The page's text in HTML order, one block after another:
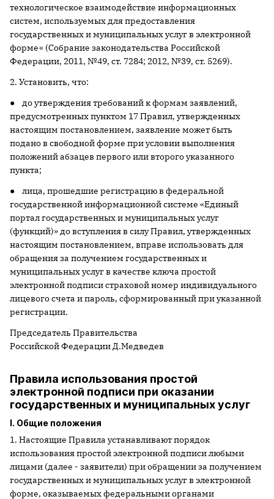
технологическое взаимодействие информационных
систем, используемых для предоставления
государственных и муниципальных услуг в электронной
форме« (Собрание законодательства Российской
Федерации, 2011, №49, ст. 7284; 2012, №39, ст. 5269).
2. Установить, что:
● до утверждения требований к формам заявлений,
предусмотренных пунктом 17 Правил, утвержденных
настоящим постановлением, заявление может быть
подано в свободной форме при условии выполнения
положений абзацев первого или второго указанного
пункта;
● лица, прошедшие регистрацию в федеральной
государственной информационной системе «Единый
портал государственных и муниципальных услуг
(функций)» до вступления в силу Правил, утвержденных
настоящим постановлением, вправе использовать для
обращения за получением государственных и
муниципальных услуг в качестве ключа простой
электронной подписи страховой номер индивидуального
лицевого счета и пароль, сформированный при указанной
регистрации.
Председатель Правительства
Российской Федерации Д.Медведев
Правила использования простой
электронной подписи при оказании
государственных и муниципальных услуг
I. Общие положения
1. Настоящие Правила устанавливают порядок
использования простой электронной подписи любыми
лицами (далее - заявители) при обращении за получением
государственных и муниципальных услуг в электронной
форме, оказываемых федеральными органами